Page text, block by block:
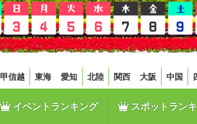
甲信越 東海 愛知 北陸 関西 大阪 中国
イベントランキング スポットラン